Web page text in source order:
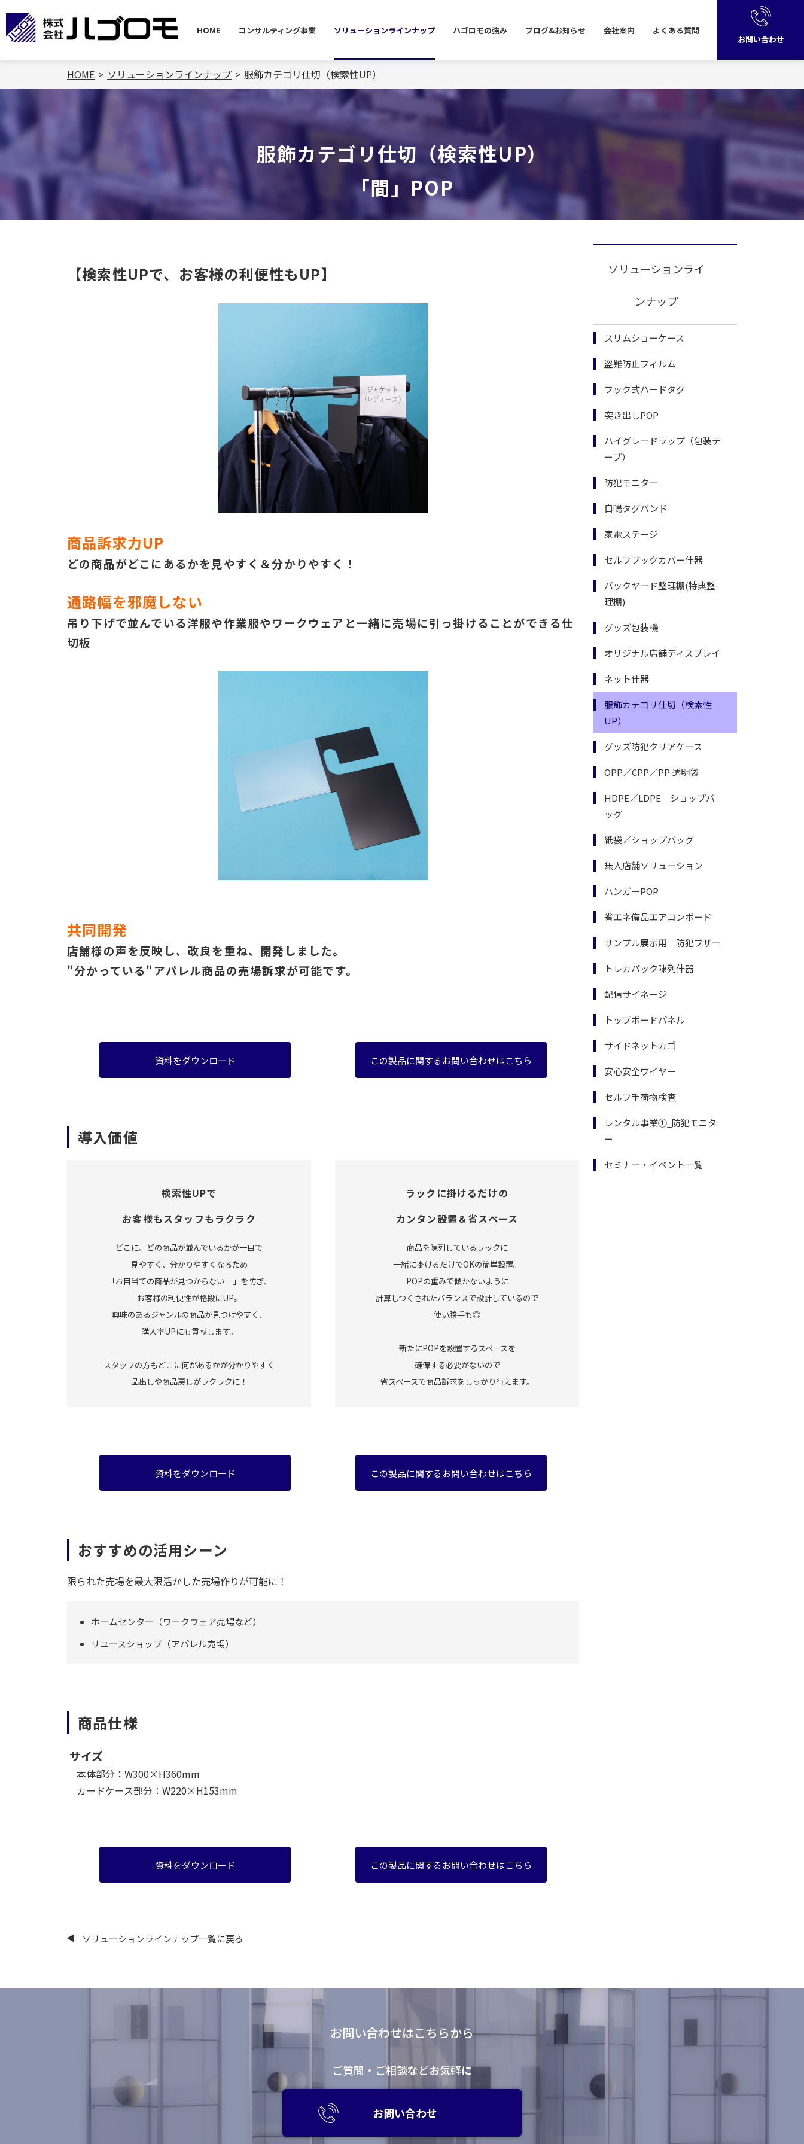
HOME コンサルティング事業 ソリューションラインナップ ハゴロモの強み ブログ&お知らせ 会社案内 よくある質問
お問い合わせ
HOME ソリューションラインナップ 服飾カテゴリ仕切（検索性UP）
服飾カテゴリ仕切（検索性UP）
「間」POP
【検索性UPで、お客様の利便性もUP】
商品訴求力UP
どの商品がどこにあるかを見やすく＆分かりやすく！
通路幅を邪魔しない
吊り下げで並んでいる洋服や作業服やワークウェアと一緒に売場に引っ掛けることができる仕
切板
共同開発
店舗様の声を反映し、改良を重ね、開発しました。
"分かっている"アパレル商品の売場訴求が可能です。
資料をダウンロード この製品に関するお問い合わせはこちら
導入価値
検索性UPで
お客様もスタッフもラクラク
どこに、どの商品が並んでいるかが一目で
見やすく、分かりやすくなるため
「お目当ての商品が見つからない…」を防ぎ、
お客様の利便性が格段にUP。
興味のあるジャンルの商品が見つけやすく、
購入率UPにも貢献します。
スタッフの方もどこに何があるかが分かりやすく
品出しや商品戻しがラクラクに！
ラックに掛けるだけの
カンタン設置＆省スペース
商品を陳列しているラックに
一緒に掛けるだけでOKの簡単設置。
POPの重みで傾かないように
計算しつくされたバランスで設計しているので
使い勝手も◎
新たにPOPを設置するスペースを
確保する必要がないので
省スペースで商品訴求をしっかり行えます。
資料をダウンロード この製品に関するお問い合わせはこちら
おすすめの活用シーン
限られた売場を最大限活かした売場作りが可能に！
ホームセンター（ワークウェア売場など）
リユースショップ（アパレル売場）
商品仕様
サイズ
本体部分：W300×H360mm
カードケース部分：W220×H153mm
資料をダウンロード この製品に関するお問い合わせはこちら
ソリューションラインナップ一覧に戻る
ソリューションライ
ンナップ
スリムショーケース
盗難防止フィルム
フック式ハードタグ
突き出しPOP
ハイグレードラップ（包装テ
ープ）
防犯モニター
自鳴タグバンド
家電ステージ
セルフブックカバー什器
バックヤード整理棚(特典整
理棚)
グッズ包装機
オリジナル店舗ディスプレイ
ネット什器
服飾カテゴリ仕切（検索性
UP）
グッズ防犯クリアケース
OPP／CPP／PP 透明袋
HDPE／LDPE ショップバ
ッグ
紙袋／ショップバッグ
無人店舗ソリューション
ハンガーPOP
省エネ備品エアコンボード
サンプル展示用 防犯ブザー
トレカパック陳列什器
配信サイネージ
トップボードパネル
サイドネットカゴ
安心安全ワイヤー
セルフ手荷物検査
レンタル事業①_防犯モニタ
ー
セミナー・イベント一覧
お問い合わせはこちらから
ご質問・ご相談などお気軽に
お問い合わせ